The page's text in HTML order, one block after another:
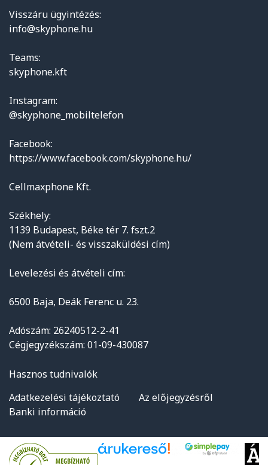
Visszáru ügyintézés:
info@skyphone.hu
Teams:
skyphone.kft
Instagram:
@skyphone_mobiltelefon
Facebook:
https://www.facebook.com/skyphone.hu/
Cellmaxphone Kft.
Székhely:
1139 Budapest, Béke tér 7. fszt.2
(Nem átvételi- és visszaküldési cím)
Levelezési és átvételi cím:
6500 Baja, Deák Ferenc u. 23.
Adószám: 26240512-2-41
Cégjegyzékszám: 01-09-430087
Hasznos tudnivalók
Adatkezelési tájékoztató
Banki információ
Az előjegyzésről